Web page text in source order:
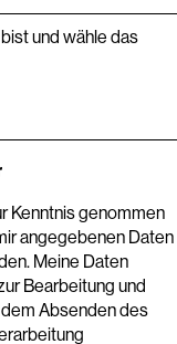
und wähle das
Kenntnis genommen
angegebenen Daten
Meine Daten
Bearbeitung und
Absenden des